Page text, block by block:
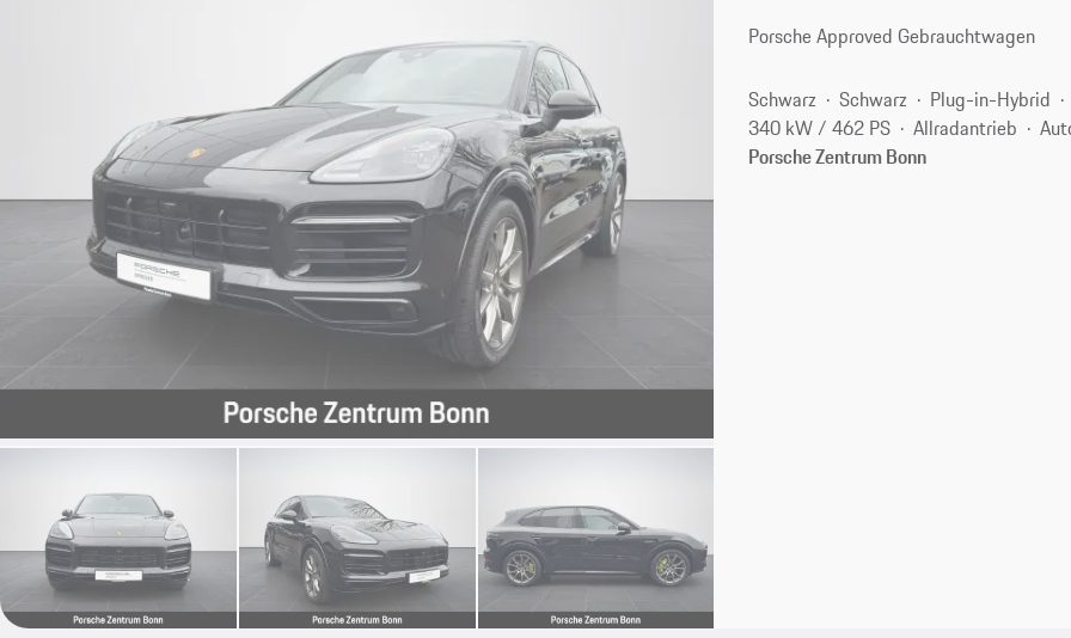
Porsche Approved Gebrauchtwagen
Schwarz Schwarz Plug-in-Hybrid
340 kW / 462 PS
Allradantrieb
Porsche Zentrum Bonn